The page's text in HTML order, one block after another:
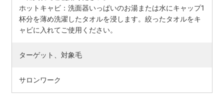
ホットキャビ：洗面器いっぱいのお湯または水にキャップ1
杯分を薄め洗濯したタオルを浸します。絞ったタオルをキ
ャビに入れてご使用ください。
ターゲット、対象毛
サロンワーク